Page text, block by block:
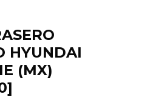
HYUNDAI
(MX)